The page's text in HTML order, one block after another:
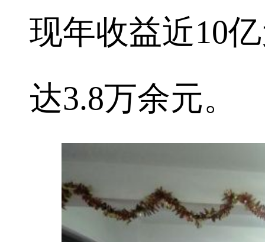
现年收益近10
达3.8万余元。